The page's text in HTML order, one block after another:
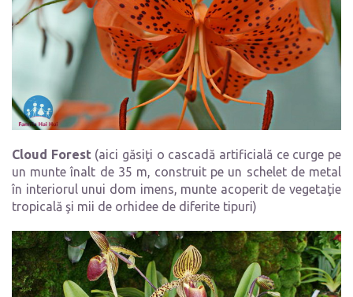
Cloud Forest(aici găsiţi o cascadă artificială ce curge pe
un munte înalt de 35 m, construit pe un schelet de metal
în interiorul unui dom imens, munte acoperit de vegetaţie
tropicală şi mii de orhidee de diferite tipuri)